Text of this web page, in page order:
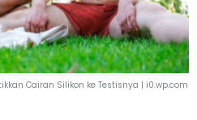
Cairan Silikon ke Testisnya | i0.wp.com